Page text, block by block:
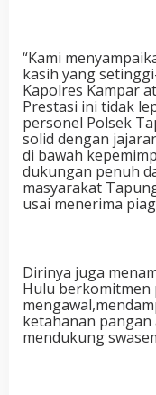
“Kami
kasih yang
Kapolres Kampar
Prestasi ini tidak
personel Polsek
solid dengan
di bawah
dukungan penuh
masyarakat
usai menerima
Dirinya juga
Hulu
ketahanan
mendukung